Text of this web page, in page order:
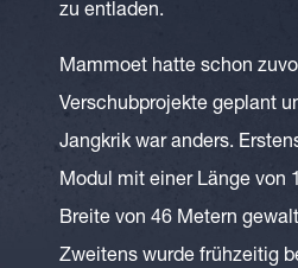
zu entladen.
Mammoet hatte schon
Verschubprojekte geplant
Jangkrik war anders.
Modul mit einer Länge von
Breite von 46 Metern
Zweitens wurde frühzeitig